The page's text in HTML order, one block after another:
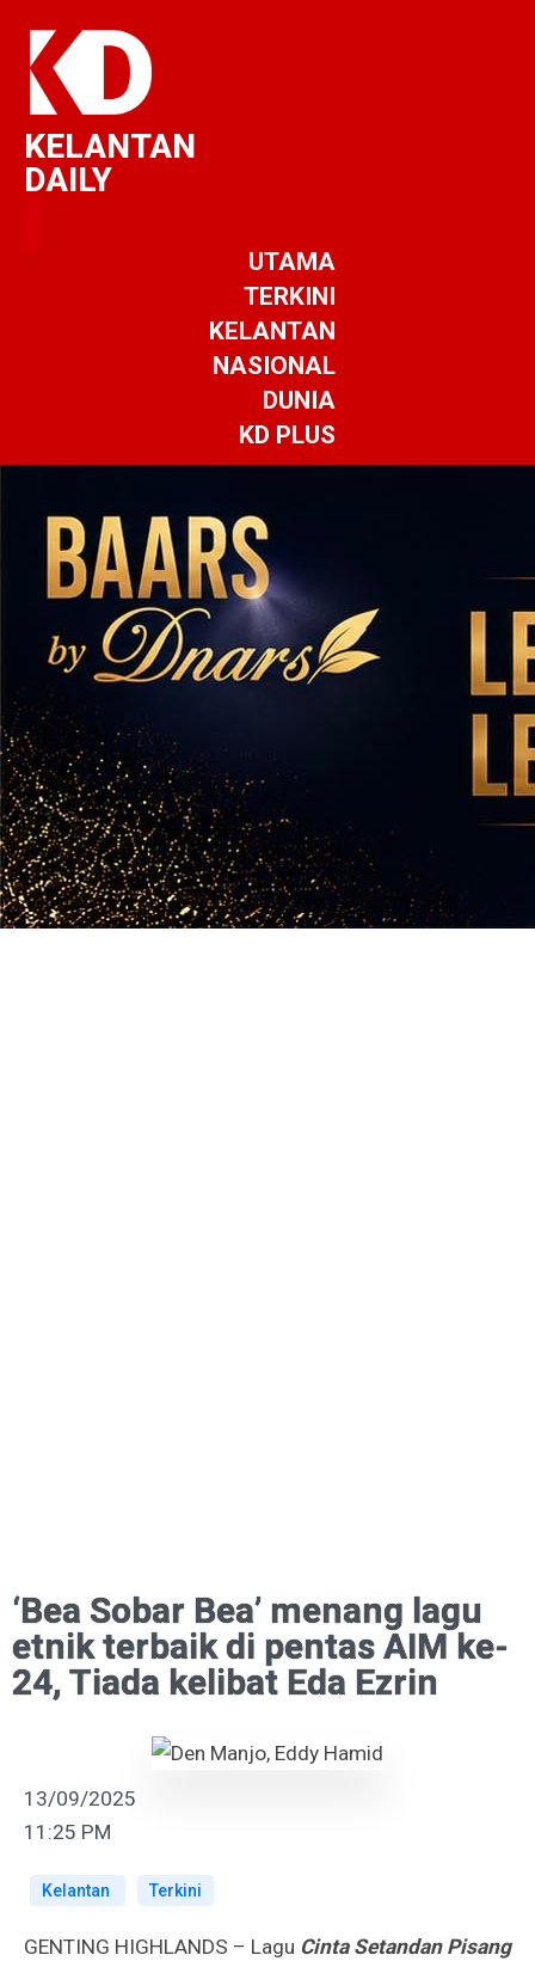
KELANTAN
DAILY
UTAMA
TERKINI
KELANTAN
NASIONAL
DUNIA
KD PLUS
‘Bea Sobar Bea’ menang lagu
etnik terbaik di pentas AIM ke-
24, Tiada kelibat Eda Ezrin
13/09/2025
11:25 PM
Kelantan Terkini
GENTING HIGHLANDS – Lagu Cinta Setandan Pisang